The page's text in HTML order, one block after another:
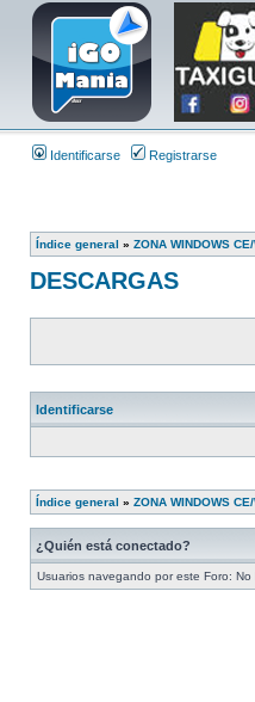
Identificarse Registrarse
Índice general » ZONA WINDOWS
DESCARGAS
Identificarse
Índice general » ZONA WINDOWS
¿Quién está conectado?
Usuarios navegando por este Foro: